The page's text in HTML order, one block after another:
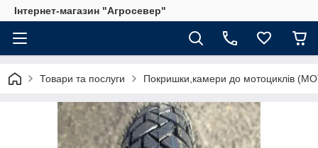
Інтернет-магазин "Агросевер"
Товари та послуги Покришки,камери до мотоциклів